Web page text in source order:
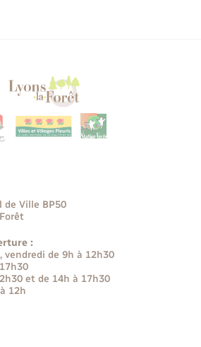
de Ville BP50
:
vendredi de 9h à 12h30
et de 14h à 17h30
12h